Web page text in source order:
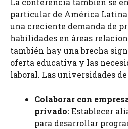
particular de América
una creciente demanda de
habilidades en áreas
también hay una brecha
oferta educativa y las
laboral. Las universidades
Colaborar con
privado:Establecer
para desarrollar